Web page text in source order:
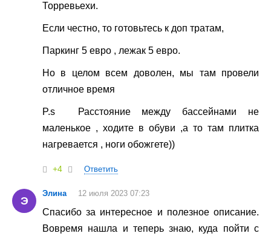
Торревьехи.
Если честно, то готовьтесь к доп тратам,
Паркинг 5 евро , лежак 5 евро.
Но в целом всем доволен, мы там провели
отличное время
P.s Расстояние между бассейнами не
маленькое , ходите в обуви ,а то там плитка
нагревается , ноги обожгете))
+4 Ответить
Э
Элина 12 июля 2023 07:23
Спасибо за интересное и полезное описание.
Вовремя нашла и теперь знаю, куда пойти с